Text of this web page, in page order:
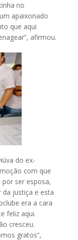
no
apaixonado
que aqui
afirmou.
do ex-
com que
ser esposa,
justiça e esta
era a cara
feliz aqui.
cresceu.
gratos”,